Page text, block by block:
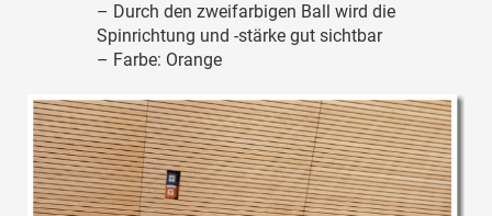
– Durch den zweifarbigen Ball wird die
Spinrichtung und -stärke gut sichtbar
– Farbe: Orange